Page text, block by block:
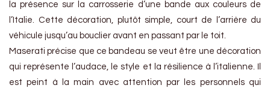
la présence sur la carrosserie d’une bande aux couleurs de
l’Italie. Cette décoration, plutôt simple, court de l’arrière du
véhicule jusqu’au bouclier avant en passant par le toit.
Maserati précise que ce bandeau se veut être une décoration
qui représente l’audace, le style et la résilience à l’italienne. Il
est peint à la main avec attention par les personnels qui